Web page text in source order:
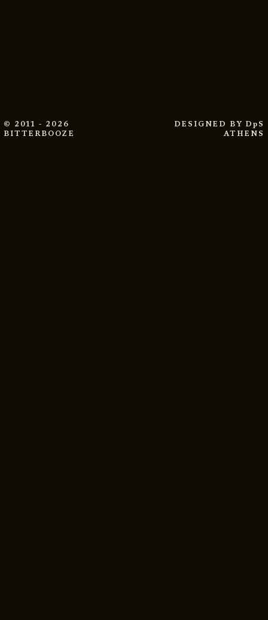
© 2011 - 2026
BITTERBOOZE
DESIGNED BY DpS
ATHENS